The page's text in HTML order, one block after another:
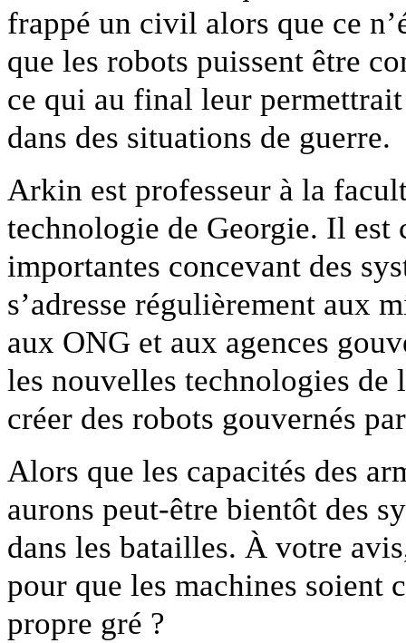
frappé un civil alors que ce
que les robots puissent être
ce qui au final leur
dans des situations de guerre.
Arkin est professeur à la
technologie de Georgie. Il est
importantes concevant des
s’adresse régulièrement aux
aux ONG et aux agences
les nouvelles technologies de
créer des robots gouvernés
Alors que les capacités des
aurons peut-être bientôt des
dans les batailles. À votre
pour que les machines soient
propre gré ?